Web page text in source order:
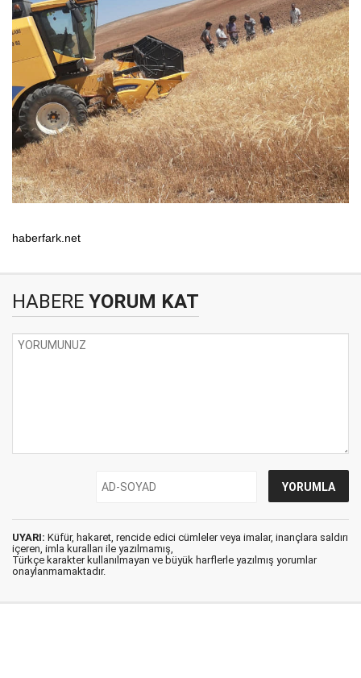
haberfark.net
HABERE YORUM KAT
UYARI: Küfür, hakaret, rencide edici cümleler veya imalar, inançlara saldırı
içeren, imla kuralları ile yazılmamış,
Türkçe karakter kullanılmayan ve büyük harflerle yazılmış yorumlar
onaylanmamaktadır.